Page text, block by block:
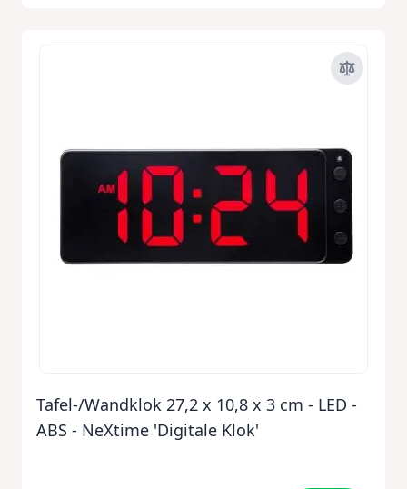
Tafel-/Wandklok 27,2 x 10,8 x 3 cm - LED -
ABS - NeXtime 'Digitale Klok'